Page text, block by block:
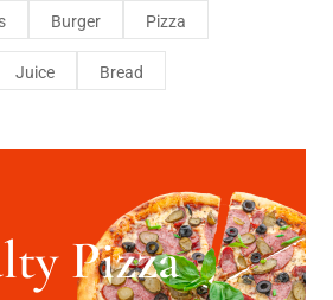
Burger Pizza
Juice Bread
Pizza